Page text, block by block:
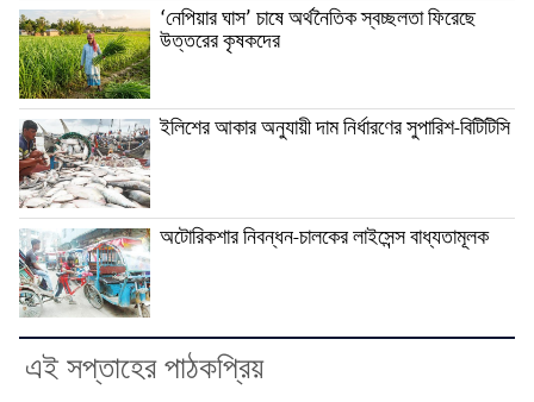
‘নেপিয়ার ঘাস’ চাষে অর্থনৈতিক স্বচ্ছলতা ফিরেছে
উত্তরের কৃষকদের
ইলিশের আকার অনুযায়ী দাম নির্ধারণের সুপারিশ-বিটিটিসি
অটোরিকশার নিবন্ধন-চালকের লাইসেন্স বাধ্যতামূলক
এই সপ্তাহের পাঠকপ্রিয়